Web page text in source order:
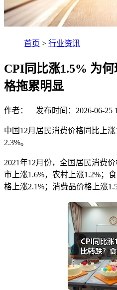
首页 > 行业资讯
CPI同比涨1.5% 为
格拖累明显
作者： 发布时间：2026-06-25
中国12月居民消费价格同比上
2.3%。
2021年12月份，全国居民消费
市上涨1.6%，农村上涨1.2%；
格上涨2.1%；消费品价格上涨